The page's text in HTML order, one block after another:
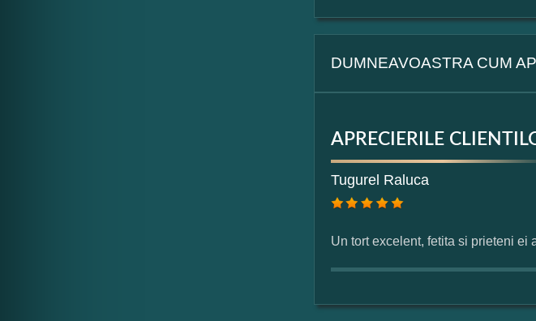
DUMNEAVOASTRA CUM
Numele dumneavoastra:
Adaugati o parere despre
APRECIERILE
Tugurel Raluca
Un tort excelent, fetita si prieteni ei